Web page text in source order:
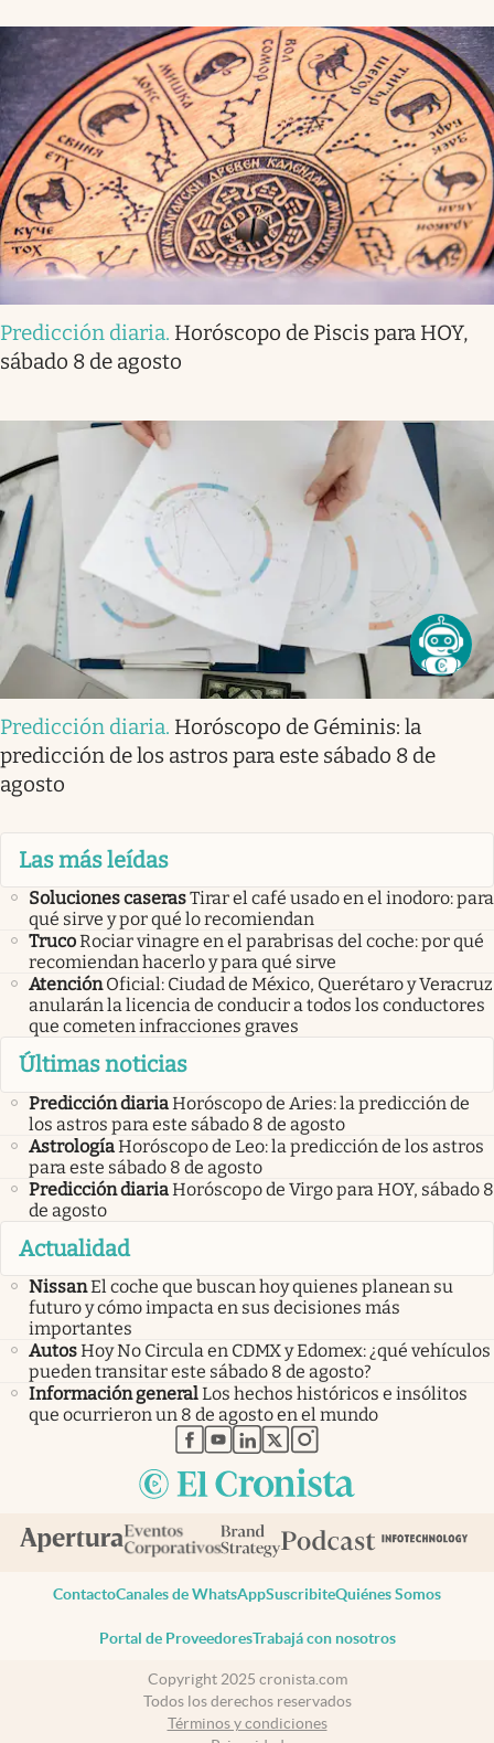
Predicción diaria. Horóscopo de Piscis para HOY,
sábado 8 de agosto
Predicción diaria. Horóscopo de Géminis: la
predicción de los astros para este sábado 8 de
agosto
Las más leídas
Soluciones caserasTirar el café usado en el inodoro: para
qué sirve y por qué lo recomiendan
TrucoRociar vinagre en el parabrisas del coche: por qué
recomiendan hacerlo y para qué sirve
Atención Oficial: Ciudad de México, Querétaro y Veracruz
anularán la licencia de conducir a todos los conductores
que cometen infracciones graves
Últimas noticias
Predicción diariaHoróscopo de Aries: la predicción de
los astros para este sábado 8 de agosto
AstrologíaHoróscopo de Leo: la predicción de los astros
para este sábado 8 de agosto
Predicción diariaHoróscopo de Virgo para HOY, sábado 8
de agosto
Actualidad
NissanEl coche que buscan hoy quienes planean su
futuro y cómo impacta en sus decisiones más
importantes
AutosHoy No Circula en CDMX y Edomex: ¿qué vehículos
pueden transitar este sábado 8 de agosto?
Información generalLos hechos históricos e insólitos
que ocurrieron un 8 de agosto en el mundo
abre en nueva pestaña
abre en nueva pestaña
abre en nueva pestaña
abre en nueva pestaña
abre en nueva pestaña
ContactoCanales de WhatsAppSuscribiteQuiénes Somos
Portal de ProveedoresTrabajá con nosotros
Copyright 2025 cronista.com
Todos los derechos reservados
Términos y condiciones